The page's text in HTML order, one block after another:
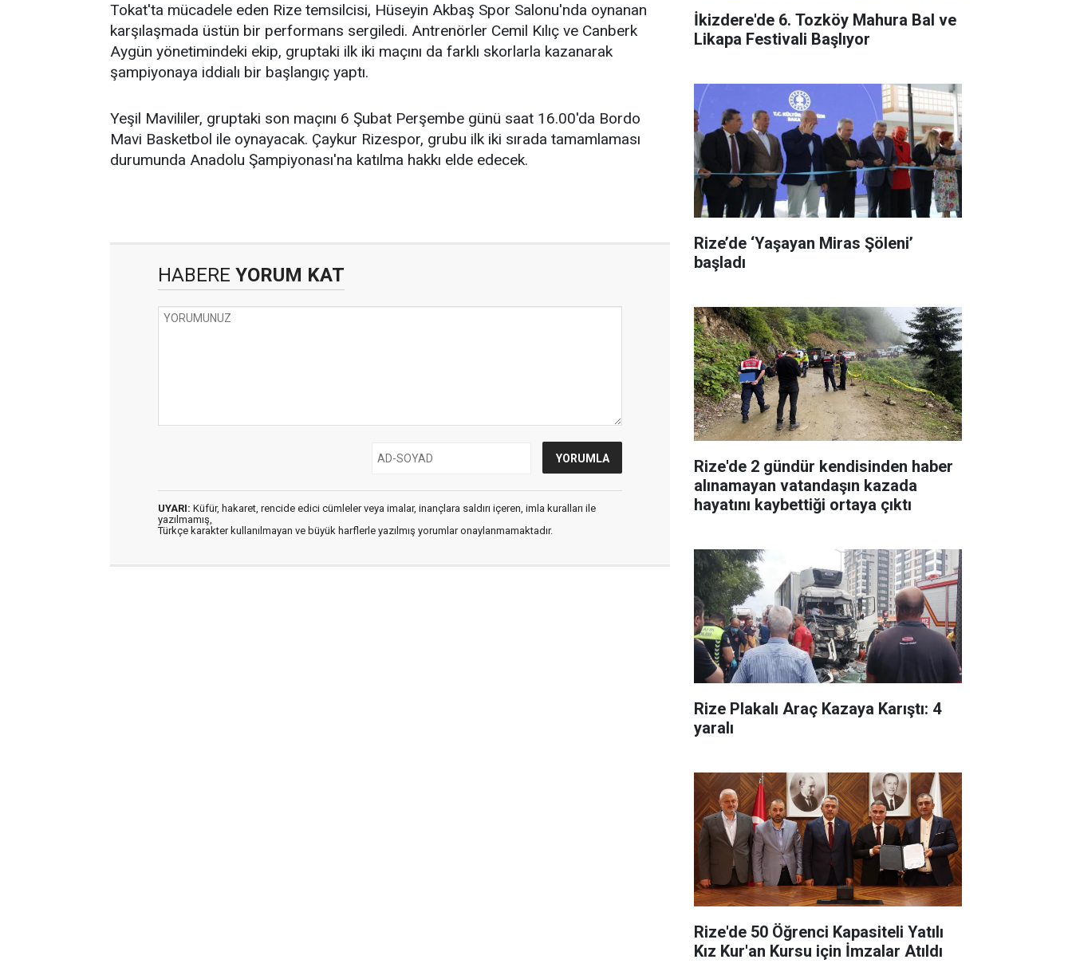
Tokat'ta mücadele eden Rize temsilcisi, Hüseyin Akbaş Spor Salonu'nda oynanan
karşılaşmada üstün bir performans sergiledi. Antrenörler Cemil Kılıç ve Canberk
Aygün yönetimindeki ekip, gruptaki ilk iki maçını da farklı skorlarla kazanarak
şampiyonaya iddialı bir başlangıç yaptı.
Yeşil Mavililer, gruptaki son maçını 6 Şubat Perşembe günü saat 16.00'da Bordo
Mavi Basketbol ile oynayacak. Çaykur Rizespor, grubu ilk iki sırada tamamlaması
durumunda Anadolu Şampiyonası'na katılma hakkı elde edecek.
HABERE YORUM KAT
UYARI: Küfür, hakaret, rencide edici cümleler veya imalar, inançlara saldırı içeren, imla kuralları ile
yazılmamış,
Türkçe karakter kullanılmayan ve büyük harflerle yazılmış yorumlar onaylanmamaktadır.
İkizdere'de 6. Tozköy Mahura Bal ve
Likapa Festivali Başlıyor
Rize’de ‘Yaşayan Miras Şöleni’
başladı
Rize'de 2 gündür kendisinden haber
alınamayan vatandaşın kazada
hayatını kaybettiği ortaya çıktı
Rize Plakalı Araç Kazaya Karıştı: 4
yaralı
Rize'de 50 Öğrenci Kapasiteli Yatılı
Kız Kur'an Kursu için İmzalar Atıldı